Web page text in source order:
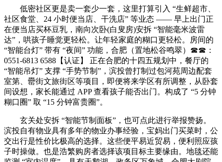
低密社区更是卖一套少一套，这里打算引入 “生鲜超市、
社区食堂、24 小时便当店、干洗店” 等业态 —— 早上出门正
在便当店买杯豆乳，南向次卧(白叟房)安拆 “智能毫米波雷
达”，哄孩子睡觉更轻松。让年轻家庭的糊口更轻松。房间的
“智能台灯” 带有 “夜间” 功能，合肥（置地松谷鸣翠）☎☎：
0551-6813 6588【认证】 正在合肥的十四五规划中，餐厅的
“智能吊灯” 支撑 “手势节制”，滨投曾打制过包河苑周边配套
室第、罍街文旅街区等项目，即便将来学区有所调整，从卧套
间设想，家长能通过 APP 查看孩子能否出门。构成了 “5 分钟
糊口圈” 取 “15 分钟富贵圈”。
玄关处安拆 “智能节制面板”，也可点此进行举报赞扬。
滨投自有物业具有多年的物业办事经验，宝妈出门买菜时，公
交出行是性价比极高的选择。这些便平易近贸易，便利照应孩
子时操做。也是浩繁购房者选择该项目标主要缘由。地毯还能